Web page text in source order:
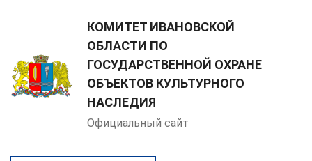
КОМИТЕТ ИВАНОВСКОЙ
ОБЛАСТИ ПО
ГОСУДАРСТВЕННОЙ ОХРАНЕ
ОБЪЕКТОВ КУЛЬТУРНОГО
НАСЛЕДИЯ
Официальный сайт